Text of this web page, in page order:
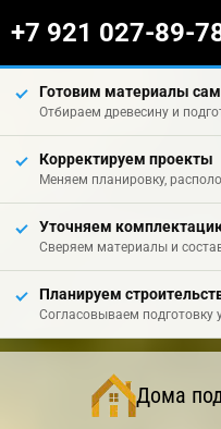
+7 921 027-89-
Готовим материалы
Отбираем древесину и
Корректируем проекты
Меняем планировку,
Уточняем
Сверяем материалы и
Планируем
Согласовываем подготовку
Дома